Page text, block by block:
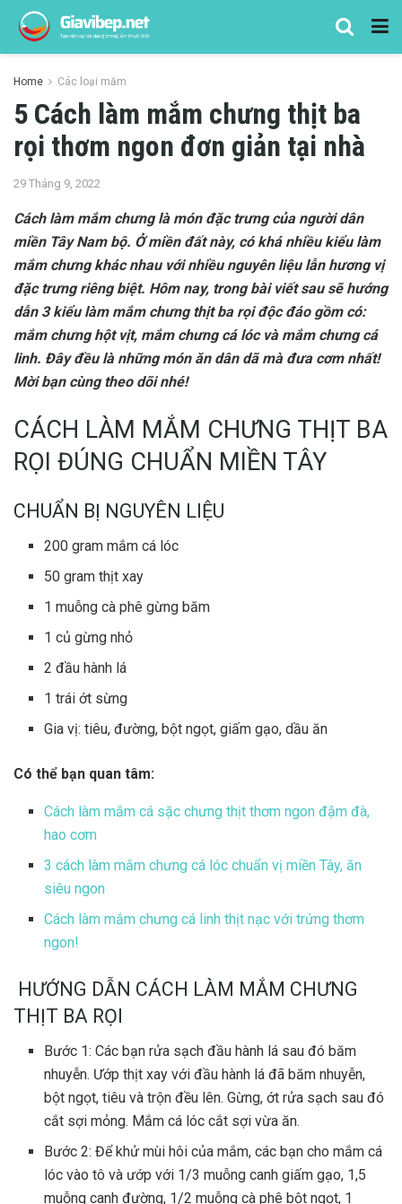
Home Các loại mắm
5 Cách làm mắm chưng thịt ba
rọi thơm ngon đơn giản tại nhà
29 Tháng 9, 2022
Cách làm mắm chưng là món đặc trưng của người dân
miền Tây Nam bộ. Ở miền đất này, có khá nhiều kiểu làm
mắm chưng khác nhau với nhiều nguyên liệu lẫn hương vị
đặc trưng riêng biệt. Hôm nay, trong bài viết sau sẽ hướng
dẫn 3 kiểu làm mắm chưng thịt ba rọi độc đáo gồm có:
mắm chưng hột vịt, mắm chưng cá lóc và mắm chưng cá
linh. Đây đều là những món ăn dân dã mà đưa cơm nhất!
Mời bạn cùng theo dõi nhé!
CÁCH LÀM MẮM CHƯNG THỊT BA
RỌI ĐÚNG CHUẨN MIỀN TÂY
CHUẨN BỊ NGUYÊN LIỆU
200 gram mắm cá lóc
50 gram thịt xay
1 muỗng cà phê gừng băm
1 củ gừng nhỏ
2 đầu hành lá
1 trái ớt sừng
Gia vị: tiêu, đường, bột ngọt, giấm gạo, dầu ăn
Có thể bạn quan tâm:
Cách làm mắm cá sặc chưng thịt thơm ngon đậm đà,
hao cơm
3 cách làm mắm chưng cá lóc chuẩn vị miền Tây, ăn
siêu ngon
Cách làm mắm chưng cá linh thịt nạc với trứng thơm
ngon!
HƯỚNG DẪN CÁCH LÀM MẮM CHƯNG
THỊT BA RỌI
Bước 1: Các bạn rửa sạch đầu hành lá sau đó băm
nhuyễn. Ướp thịt xay với đầu hành lá đã băm nhuyễn,
bột ngọt, tiêu và trộn đều lên. Gừng, ớt rửa sạch sau đó
cắt sợi mỏng. Mắm cá lóc cắt sợi vừa ăn.
Bước 2: Để khử mùi hôi của mắm, các bạn cho mắm cá
lóc vào tô và ướp với 1/3 muỗng canh giấm gạo, 1,5
muỗng canh đường, 1/2 muỗng cà phê bột ngọt, 1